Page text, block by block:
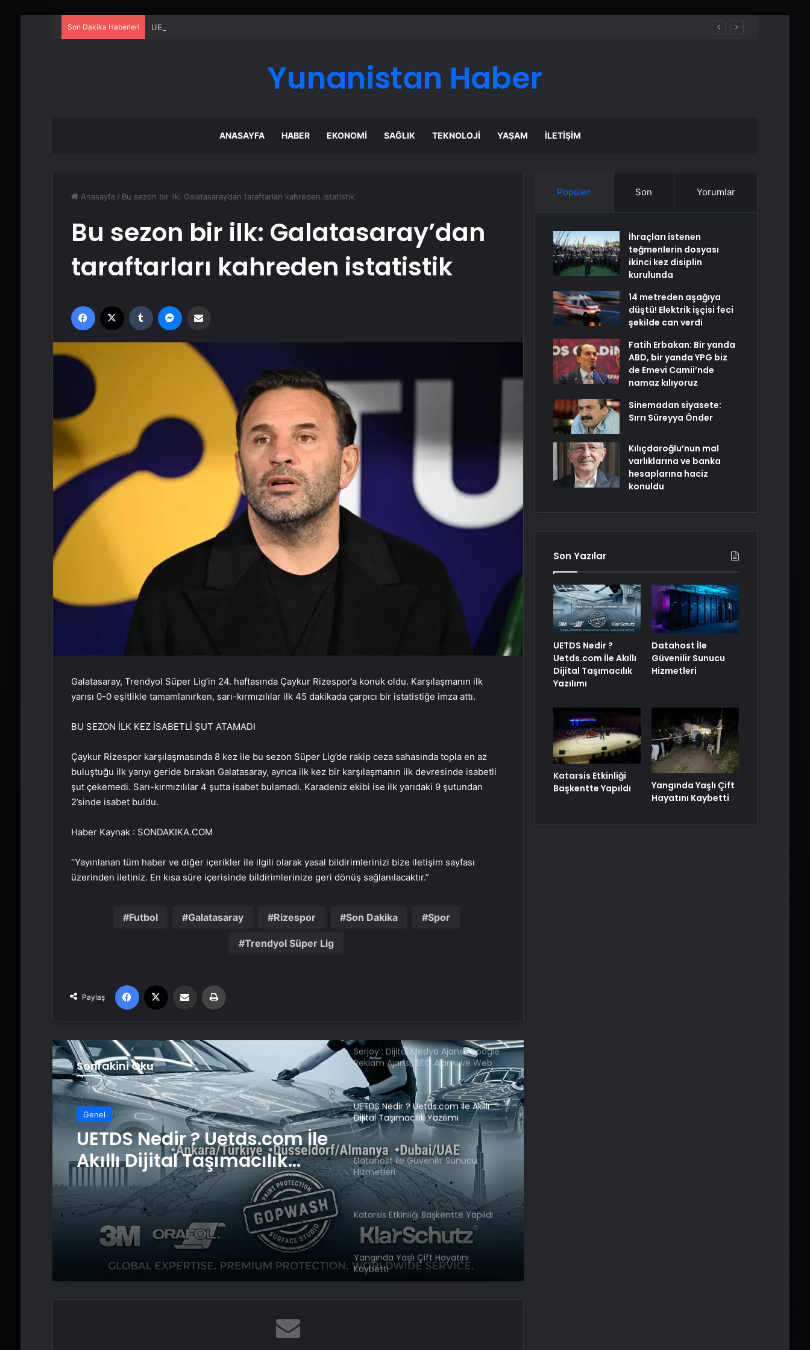
Son Dakika Haberleri UETDS Nedir ? Uetds.com İle Akıllı Dijital Taşımacılık Yazılımı
Yunanistan Haber
ANASAYFA HABER EKONOMI SAĞLIK TEKNOLOJI YAŞAM İLETIŞIM
Anasayfa / Bu sezon bir ilk: Galatasaray’dan taraftarları kahreden istatistik
Bu sezon bir ilk: Galatasaray’dan
taraftarları kahreden istatistik
Facebook Tumblr
Galatasaray, Trendyol Süper Lig’in 24. haftasında Çaykur Rizespor’a konuk oldu. Karşılaşmanın ilk
yarısı 0-0 eşitlikle tamamlanırken, sarı-kırmızılılar ilk 45 dakikada çarpıcı bir istatistiğe imza attı.
BU SEZON İLK KEZ İSABETLİ ŞUT ATAMADI
Çaykur Rizespor karşılaşmasında 8 kez ile bu sezon Süper Lig’de rakip ceza sahasında topla en az
buluştuğu ilk yarıyı geride bırakan Galatasaray, ayrıca ilk kez bir karşılaşmanın ilk devresinde isabetli
şut çekemedi. Sarı-kırmızılılar 4 şutta isabet bulamadı. Karadeniz ekibi ise ilk yarıdaki 9 şutundan
2’sinde isabet buldu.
Haber Kaynak : SONDAKIKA.COM
“Yayınlanan tüm haber ve diğer içerikler ile ilgili olarak yasal bildirimlerinizi bize iletişim sayfası
üzerinden iletiniz. En kısa süre içerisinde bildirimlerinize geri dönüş sağlanılacaktır.”
Futbol Galatasaray Rizespor Son Dakika Spor
Trendyol Süper Lig
Paylaş
Facebook Email'den paylaş
Sonrakini Oku
Genel
UETDS Nedir ? Uetds.com İle
Akıllı Dijital Taşımacılık
Yazılımı
Ayvalık’ta Zincirleme Kaza: 4 Yaralı
Serjoy : Dijital Medya Ajansı, Google
Reklam Ajansı, SEO Ajansı ve Web
Tasarım Ajansı
UETDS Nedir ? Uetds.com İle Akıllı
Dijital Taşımacılık Yazılımı
Datahost İle Güvenilir Sunucu
Hizmetleri
Katarsis Etkinliği Başkentte Yapıldı
Yangında Yaşlı Çift Hayatını
Kaybetti
Popüler Son Yorumlar
İhraçları istenen
teğmenlerin dosyası
ikinci kez disiplin
kurulunda
14 metreden aşağıya
düştü! Elektrik işçisi feci
şekilde can verdi
Fatih Erbakan: Bir yanda
ABD, bir yanda YPG biz
de Emevi Camii’nde
namaz kılıyoruz
Sinemadan siyasete:
Sırrı Süreyya Önder
Kılıçdaroğlu’nun mal
varlıklarına ve banka
hesaplarına haciz
konuldu
Son Yazılar
UETDS Nedir ?
Uetds.com İle Akıllı
Dijital Taşımacılık
Yazılımı
Datahost İle
Güvenilir Sunucu
Hizmetleri
Katarsis Etkinliği
Başkentte Yapıldı
Yangında Yaşlı Çift
Hayatını Kaybetti